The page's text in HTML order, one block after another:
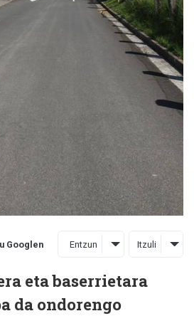
Googlen Entzun Itzuli
eta baserrietara
da ondorengo